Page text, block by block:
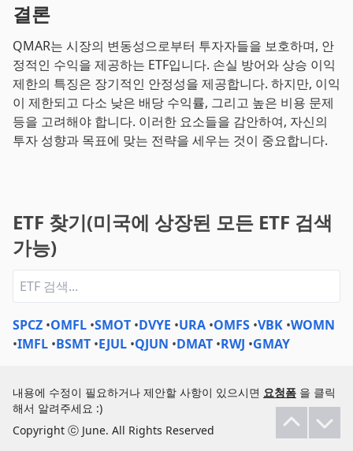
결론
QMAR는 시장의 변동성으로부터 투자자들을 보호하며, 안
정적인 수익을 제공하는 ETF입니다. 손실 방어와 상승 이익
제한의 특징은 장기적인 안정성을 제공합니다. 하지만, 이익
이 제한되고 다소 낮은 배당 수익률, 그리고 높은 비용 문제
등을 고려해야 합니다. 이러한 요소들을 감안하여, 자신의
투자 성향과 목표에 맞는 전략을 세우는 것이 중요합니다.
ETF 찾기(미국에 상장된 모든 ETF 검색
가능)
SPCZ •OMFL •SMOT •DVYE •URA •OMFS •VBK •WOMN
•IMFL •BSMT •EJUL •QJUN •DMAT •RWJ •GMAY
내용에 수정이 필요하거나 제안할 사항이 있으시면 요청폼 을 클릭
해서 알려주세요 :)
Copyright ⓒ June. All Rights Reserved